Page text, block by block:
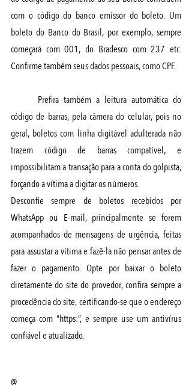
com o código do banco emissor do boleto. Um
boleto do Banco do Brasil, por exemplo, sempre
começará com 001, do Bradesco com 237 etc.
Confirme também seus dados pessoais, como CPF.
Prefira também a leitura automática do
código de barras, pela câmera do celular, pois no
geral, boletos com linha digitável adulterada não
trazem código de barras compatível, e
impossibilitam a transação para a conta do golpista,
forçando a vítima a digitar os números.
Desconfie sempre de boletos recebidos por
WhatsApp ou E-mail, principalmente se forem
acompanhados de mensagens de urgência, feitas
para assustar a vítima e fazê-la não pensar antes de
fazer o pagamento. Opte por baixar o boleto
diretamente do site do provedor, confira sempre a
procedência do site, certificando-se que o endereço
começa com “https:”, e sempre use um antivírus
confiável e atualizado.